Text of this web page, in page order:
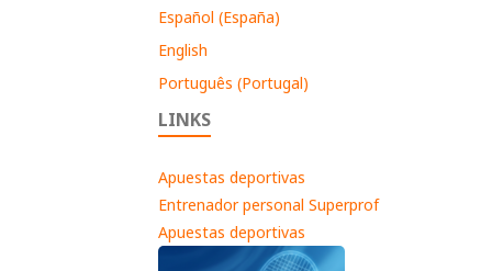
Español (España)
English
Português (Portugal)
LINKS
Apuestas deportivas
Entrenador personal Superprof
Apuestas deportivas